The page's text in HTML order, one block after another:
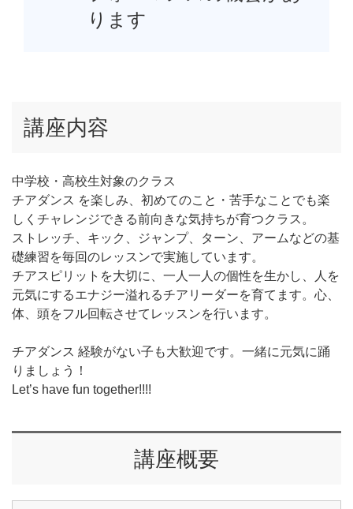
ります
講座内容
中学校・高校生対象のクラス
チアダンス を楽しみ、初めてのこと・苦手なことでも楽
しくチャレンジできる前向きな気持ちが育つクラス。
ストレッチ、キック、ジャンプ、ターン、アームなどの基
礎練習を毎回のレッスンで実施しています。
チアスピリットを大切に、一人一人の個性を生かし、人を
元気にするエナジー溢れるチアリーダーを育てます。心、
体、頭をフル回転させてレッスンを行います。
チアダンス 経験がない子も大歓迎です。一緒に元気に踊
りましょう！
Let’s have fun together!!!!
講座概要